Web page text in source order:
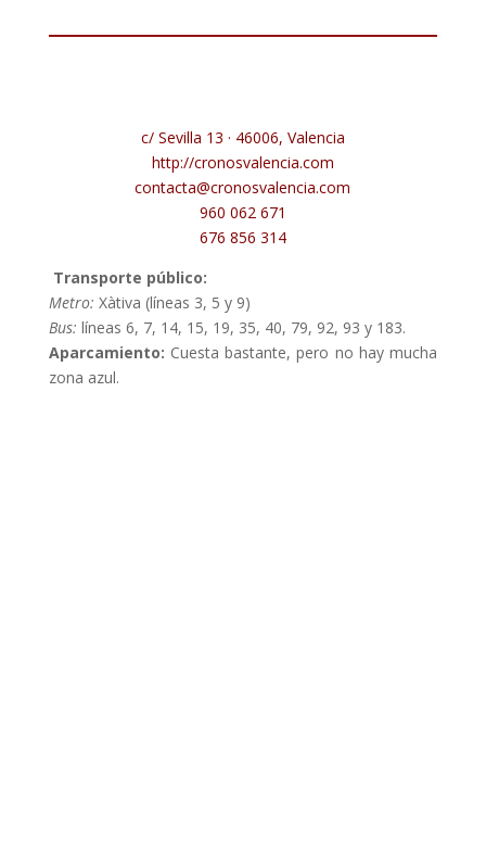
c/ Sevilla 13 · 46006, Valencia
http://cronosvalencia.com
contacta@cronosvalencia.com
960 062 671
676 856 314
Transporte público:
Metro: Xàtiva (líneas 3, 5 y 9)
Bus: líneas 6, 7, 14, 15, 19, 35, 40, 79, 92, 93 y 183.
Aparcamiento: Cuesta bastante, pero no hay mucha
zona azul.